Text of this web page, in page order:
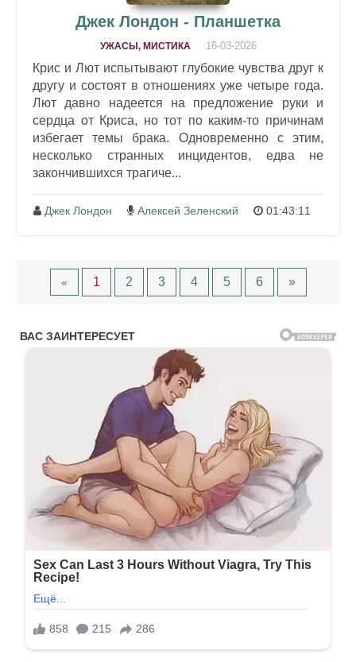
Джек Лондон - Планшетка
УЖАСЫ, МИСТИКА 16-03-2026
Крис и Лют испытывают глубокие чувства друг к
другу и состоят в отношениях уже четыре года.
Лют давно надеется на предложение руки и
сердца от Криса, но тот по каким-то причинам
избегает темы брака. Одновременно с этим,
несколько странных инцидентов, едва не
закончившихся трагиче...
Джек Лондон Алексей Зеленский 01:43:11
« 1 2 3 4 5 6 »